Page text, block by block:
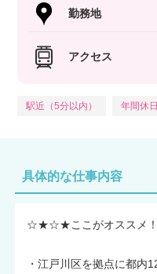
勤務地
アクセス
駅近（5分以内） 年間休
具体的な仕事内容
☆★☆★ここがオスス
・江戸川区を拠点に都内